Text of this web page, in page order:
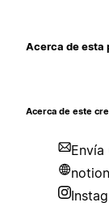
Acerca de esta
Acerca de este